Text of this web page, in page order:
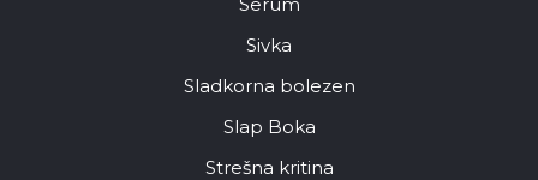
Sivka
Sladkorna bolezen
Slap Boka
Strešna kritina